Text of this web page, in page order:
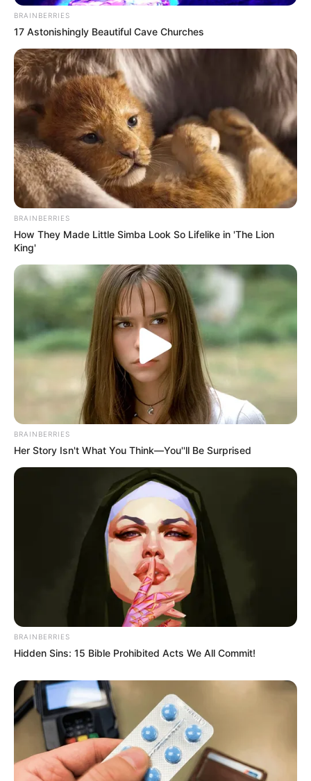
ezúttal nem a Tisza, hanem a Fidesz oldalán
BRAINBERRIES
17 Astonishingly Beautiful Cave Churches
BRAINBERRIES
How They Made Little Simba Look So Lifelike in 'The Lion
King'
BRAINBERRIES
Her Story Isn't What You Think—You''ll Be Surprised
BRAINBERRIES
Hidden Sins: 15 Bible Prohibited Acts We All Commit!